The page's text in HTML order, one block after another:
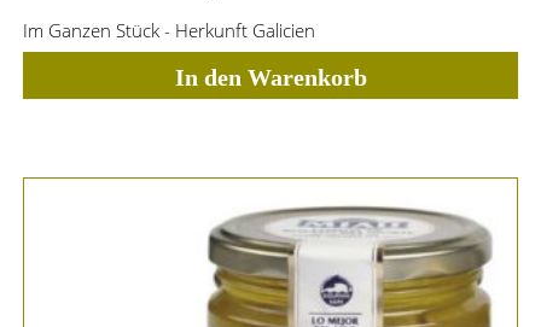
Im Ganzen Stück - Herkunft Galicien
In den Warenkorb